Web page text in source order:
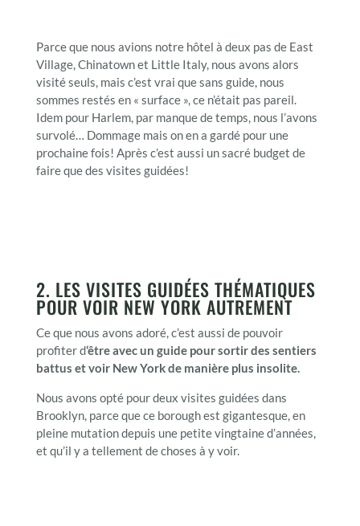
Parce que nous avions notre hôtel à deux pas de East
Village, Chinatown et Little Italy, nous avons alors
visité seuls, mais c’est vrai que sans guide, nous
sommes restés en « surface », ce n’était pas pareil.
Idem pour Harlem, par manque de temps, nous l’avons
survolé… Dommage mais on en a gardé pour une
prochaine fois! Après c’est aussi un sacré budget de
faire que des visites guidées!
2. LES VISITES GUIDÉES THÉMATIQUES
POUR VOIR NEW YORK AUTREMENT
Ce que nous avons adoré, c’est aussi de pouvoir
profiter d‘être avec un guide pour sortir des sentiers
battus et voir New York de manière plus insolite.
Nous avons opté pour deux visites guidées dans
Brooklyn, parce que ce borough est gigantesque, en
pleine mutation depuis une petite vingtaine d’années,
et qu’il y a tellement de choses à y voir.